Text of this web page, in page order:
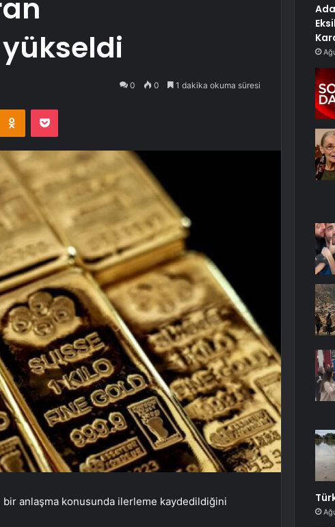
0 0 1 dakika okuma süresi
Odnoklassniki
Pocket
bir anlaşma konusunda ilerleme kaydedildiğini